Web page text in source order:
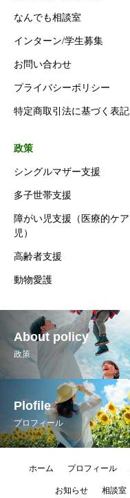
なんでも相談室
インターン/学生募集
お問い合わせ
プライバシーポリシー
特定商取引法に基づく表記
政策
シングルマザー支援
多子世帯支援
障がい児支援（医療的ケア
児）
高齢者支援
動物愛護
About policy
政策
Plofile
プロフィール
ホーム プロフィール
お知らせ 相談室